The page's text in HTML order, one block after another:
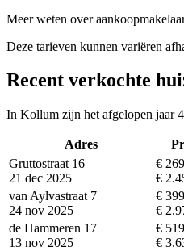
Meer weten over
Deze tarieven kunnen variëren
Recent verkochte
In Kollum zijn het afgelopen jaar
Adres
Gruttostraat 16
21 dec 2025
€
€
van Aylvastraat 7
24 nov 2025
€
€
de Hammeren 17
13 nov 2025
€
€